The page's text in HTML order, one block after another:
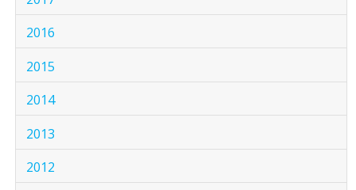
2016
2015
2014
2013
2012